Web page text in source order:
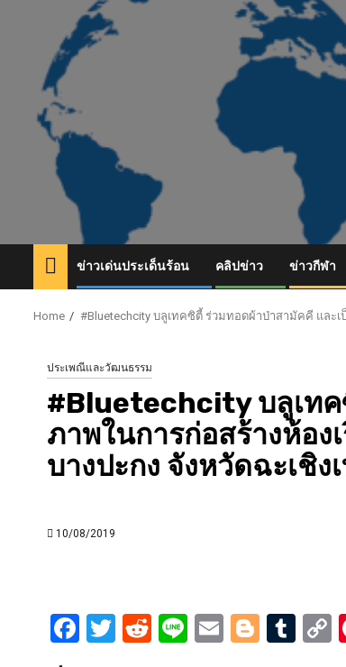
ข่าวเด่นประเด็นร้อน คลิปข่าว ข่าวกีฬา
Home #Bluetechcity บลูเทคซิตี้ ร่วมทอดผ้าป่าสามัคคี และเ
ประเพณีและวัฒนธรรม
#Bluetechcity บลูเทค
ภาพในการก่อสร้างห้อง
บางปะกง จังหวัดฉะเชิง
10/08/2019
Facebook
Twitter
Reddit
LineEmail